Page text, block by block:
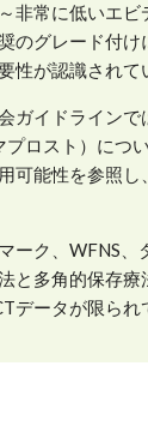
非常に低いエ
のグレード付け
性が認識されて
ガイドラインで
プロスト）につ
可能性を参照し
ーク、WFNS、
と多角的保存
データが限ら